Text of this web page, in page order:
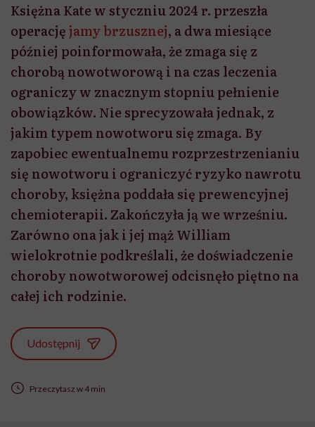
Księżna Kate w styczniu 2024 r. przeszła
operacjęjamy brzusznej, a dwa miesiące
później poinformowała, że zmaga się z
chorobą nowotworową i na czas leczenia
ograniczy w znacznym stopniu pełnienie
obowiązków. Nie sprecyzowała jednak, z
jakim typem nowotworu się zmaga. By
zapobiec ewentualnemu rozprzestrzenianiu
się nowotworu i ograniczyć ryzyko nawrotu
choroby, księżna poddała się prewencyjnej
chemioterapii. Zakończyła ją we wrześniu.
Zarówno ona jak i jej mąż William
wielokrotnie podkreślali, że doświadczenie
choroby nowotworowej odcisnęło piętno na
całej ich rodzinie.
Udostępnij
Przeczytasz w 4 min